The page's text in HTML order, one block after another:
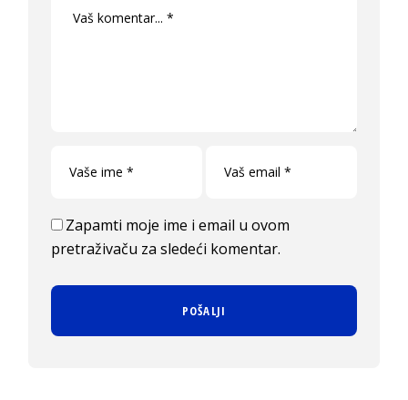
Zapamti moje ime i email u ovom
pretraživaču za sledeći komentar.